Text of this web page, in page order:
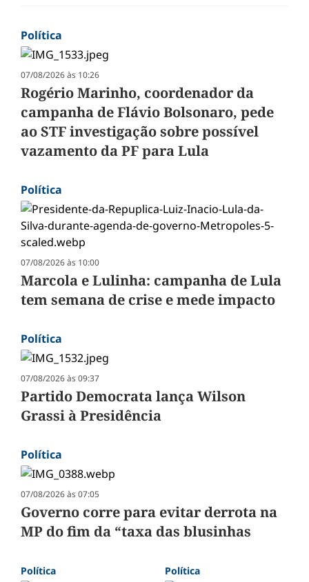
Política
07/08/2026 às 10:26
Rogério Marinho, coordenador da
campanha de Flávio Bolsonaro, pede
ao STF investigação sobre possível
vazamento da PF para Lula
Política
07/08/2026 às 10:00
Marcola e Lulinha: campanha de Lula
tem semana de crise e mede impacto
Política
07/08/2026 às 09:37
Partido Democrata lança Wilson
Grassi à Presidência
Política
07/08/2026 às 07:05
Governo corre para evitar derrota na
MP do fim da “taxa das blusinhas
Política Política